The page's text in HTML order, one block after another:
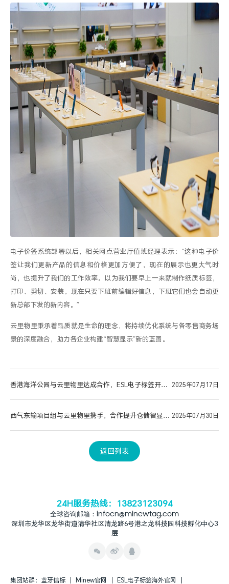
电子价签系统部署以后，相关网点营业厅值班经理表示： “这种电子价
签让我们更新产品的信息和价格更加方便了，现在的展示也更大气时
尚，也提升了我们的工作效率。以为我们要早上一来就制作纸质标签，
打印、剪切、安装。现在只要下班前编辑好信息，下班它们也会自动更
新总部下发的新内容。 ”
云里物里秉承着品质就是生命的理念， 将持续优化系统与各零售商务场
景的深度融合，助力各企业构建“智慧显示”新的蓝图。
香港海洋公园与云里物里达成合作，ESL电子标签开启 2025年07月17日
西气东输项目组与云里物里携手，合作提升仓储智显升 2025年07月30日
返回列表
24H服务热线：13823123094
全球咨询邮箱：infocn@minewtag.com
深圳市龙华区龙华街道清华社区清龙路6号港之龙科技园科技孵化中心3
层
集团站群： 蓝牙信标 Minew官网 ESL电子标签海外官网